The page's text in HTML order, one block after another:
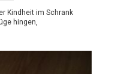
Kindheit im Schrank
hingen,